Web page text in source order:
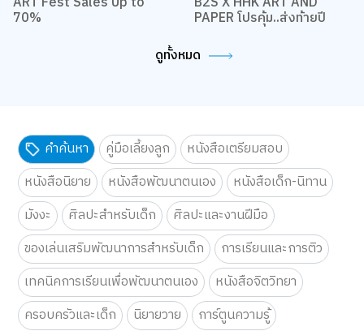
B2S X HHK ART AND
PAPER โปรคุ้ม..ส่งท้ายปี
คำค้นหา คู่มือเลี้ยงลูก
หนังสือเตรียมสอบ
หนังสือนิยาย
หนังสือพัฒนาตนเอง
หนังสือเด็ก-นิทาน
มังงะ
ศิลปะสำหรับเด็ก
ศิลปะและงานฝีมือ
ของเล่นเสริมพัฒนาการสำหรับเด็ก
การเรียนและการติว
เทคนิคการเรียนเพื่อพัฒนาตนเอง
หนังสือจิตวิทยา